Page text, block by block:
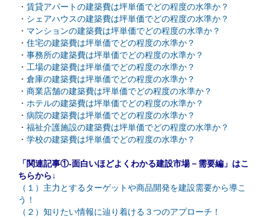
・ 賃貸アパートの建築費は坪単価でどの程度の水準か？
・ シェアハウスの建築費は坪単価でどの程度の水準か？
・ マンションの建築費は坪単価でどの程度の水準か？
・ 住宅の建築費は坪単価でどの程度の水準か？
・ 事務所の建築費は坪単価でどの程度の水準か？
・ 工場の建築費は坪単価でどの程度の水準か？
・ 倉庫の建築費は坪単価でどの程度の水準か？
・ 商業店舗の建築費は坪単価でどの程度の水準か？
・ ホテルの建築費は坪単価でどの程度の水準か？
・ 病院の建築費は坪単価でどの程度の水準か？
・ 福祉介護施設の建築費は坪単価でどの程度の水準か？
・ 学校の建築費は坪単価でどの程度の水準か？
「関連記事①-面白いほどよくわかる建設市場－需要編」はこ
ちらから↓
（１）主力とするターゲットや商品開発を建設需要から導こ
う！
（２）知りたい情報に辿り着ける３つのアプローチ！